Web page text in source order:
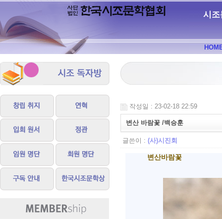
시조
작성일 : 23-02-18 22:59
변산 바람꽃 /백승훈
글쓴이 : (사)시진회
변산바람꽃